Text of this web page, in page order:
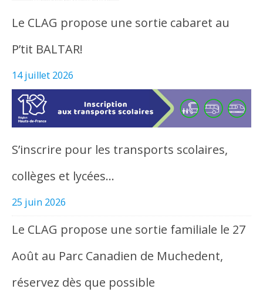
Le CLAG propose une sortie cabaret au
P’tit BALTAR!
14 juillet 2026
S’inscrire pour les transports scolaires,
collèges et lycées…
25 juin 2026
Le CLAG propose une sortie familiale le 27
Août au Parc Canadien de Muchedent,
réservez dès que possible